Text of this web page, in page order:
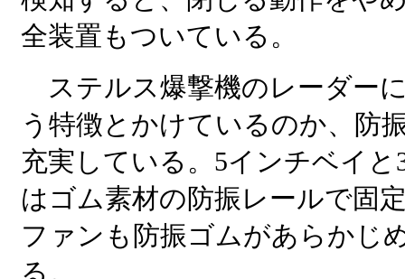
全装置もついている。
ステルス爆撃機のレーダー
う特徴とかけているのか、防
充実している。5インチベイと
はゴム素材の防振レールで固
ファンも防振ゴムがあらかじ
る。